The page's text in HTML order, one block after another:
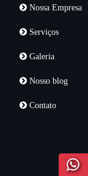
Nossa Empresa
Serviços
Galeria
Nosso blog
Contato